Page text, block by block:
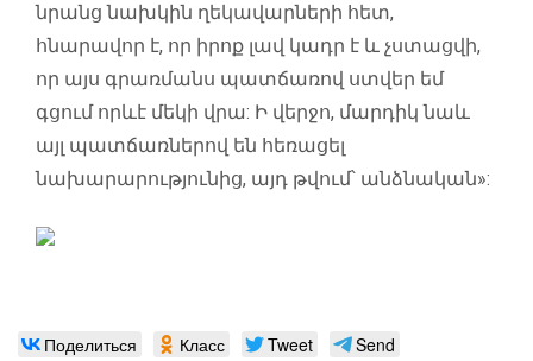
նրանց նախկին ղեկավարների հետ,
հնարավոր է, որ իրոք լավ կադր է և չստացվի,
որ այս գրառմանս պատճառով ստվեր եմ
գցում որևէ մեկի վրա: Ի վերջո, մարդիկ նաև
այլ պատճառներով են հեռացել
նախարարությունից, այդ թվում՝ անձնական»:
Поделиться Класс Tweet Send